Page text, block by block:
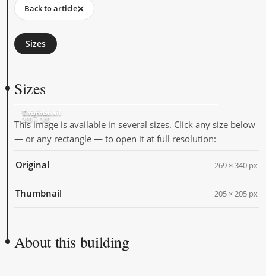
Back to article
Sizes
Sizes
Original
269 × 340
Thumbnail
205 × 205
This image is available in several sizes. Click any size below
— or any rectangle — to open it at full resolution:
Original 269 × 340 px
Thumbnail 205 × 205 px
About this building